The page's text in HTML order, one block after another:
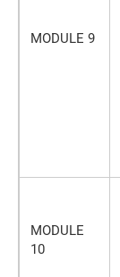
MODULE 9
MODULE
10